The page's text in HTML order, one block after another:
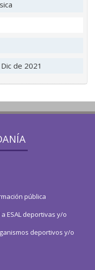
de 2021
pública
ESAL deportivas y/o
deportivos y/o